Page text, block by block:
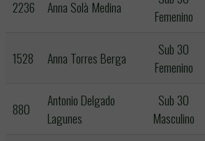
2236 Anna Solà Medina
Femenino
1528 Anna Torres Berga
Sub 30
Femenino
880
Antonio Delgado
Lagunes
Sub 30
Masculino